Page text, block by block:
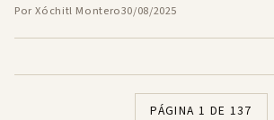
Por Xóchitl Montero30/08/2025
PÁGINA 1 DE 137